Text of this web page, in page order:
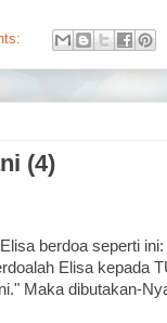
(4)
berdoa seperti
Elisa kepada
Maka dibutakan-